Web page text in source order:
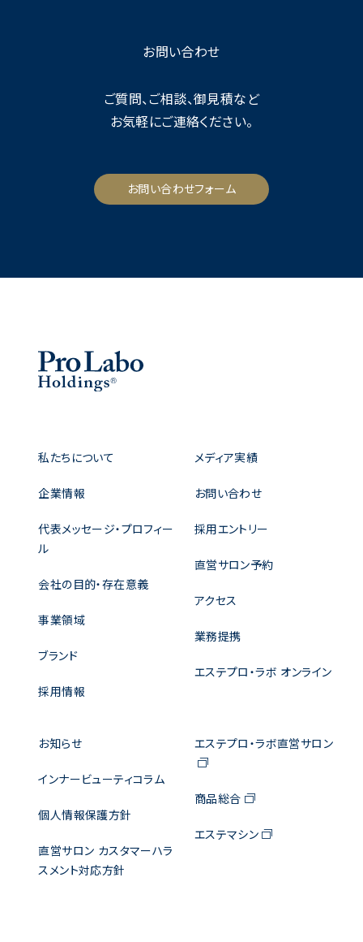
お問い合わせ
ご質問、ご相談、御見積など
お気軽にご連絡ください。
お問い合わせフォーム
私たちについて
企業情報
代表メッセージ・プロフィー
ル
会社の目的・存在意義
事業領域
ブランド
採用情報
メディア実績
お問い合わせ
採用エントリー
直営サロン予約
アクセス
業務提携
エステプロ・ラボ オンライン
お知らせ
インナービューティコラム
個人情報保護方針
直営サロン カスタマーハラ
スメント対応方針
エステプロ・ラボ直営サロン
商品総合
エステマシン